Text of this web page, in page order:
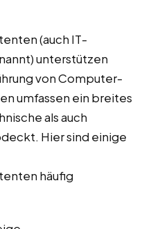
(auch IT-
unterstützen
von Computer-
umfassen ein breites
als auch
Hier sind einige
häufig